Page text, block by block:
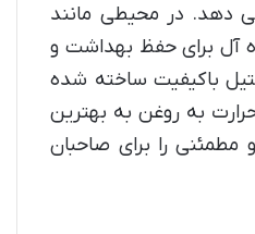
دهد. در محیطی مانند
آل برای حفظ بهداشت و
باکیفیت ساخته شده
حرارت به روغن به بهترین
را برای صاحبان